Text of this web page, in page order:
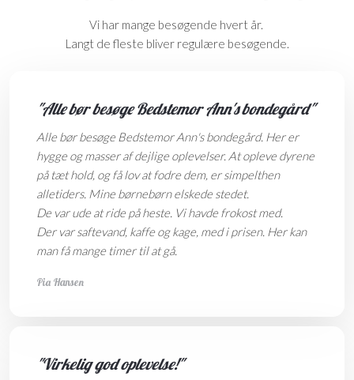
Vi har mange besøgende hvert år.
Langt de fleste bliver regulære besøgende.
"Alle bør besøge Bedstemor Ann's bondegård"
Alle bør besøge Bedstemor Ann's bondegård. Her er
hygge og masser af dejlige oplevelser. At opleve dyrene
på tæt hold, og få lov at fodre dem, er simpelthen
alletiders. Mine børnebørn elskede stedet.
De var ude at ride på heste. Vi havde frokost med.
Der var saftevand, kaffe og kage, med i prisen. Her kan
man få mange timer til at gå.
Pia Hansen
"Virkelig god oplevelse!"